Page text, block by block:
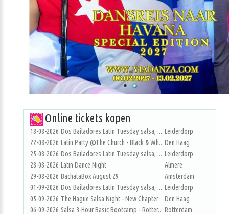
Online tickets kopen
18-08-2026 Dos Bailadores Latin Tuesday salsa, ... Leiderdorp
22-08-2026 Latin Party @The Church - Black & Wh...Den Haag
25-08-2026 Dos Bailadores Latin Tuesday salsa, ... Leiderdorp
28-08-2026 Latin Dance Night
Almere
29-08-2026 BachataBox August 29
Amsterdam
01-09-2026 Dos Bailadores Latin Tuesday salsa, ... Leiderdorp
05-09-2026 The Hague Salsa Night - New Chapter
Den Haag
06-09-2026 Salsa 3-Hour Basic Bootcamp - Rotter... Rotterdam